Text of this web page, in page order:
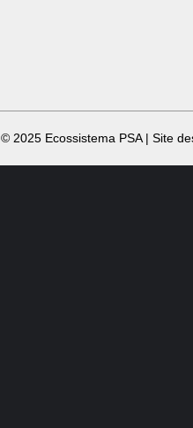
© 2025 Ecossistema PSA | Site